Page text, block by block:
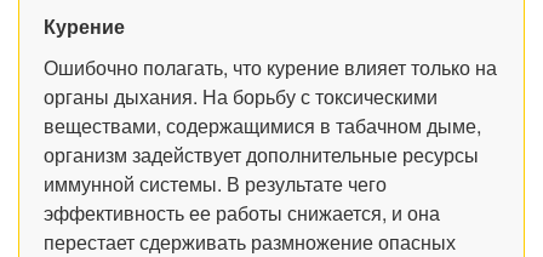
Курение
Ошибочно полагать, что курение влияет только на
органы дыхания. На борьбу с токсическими
веществами, содержащимися в табачном дыме,
организм задействует дополнительные ресурсы
иммунной системы. В результате чего
эффективность ее работы снижается, и она
перестает сдерживать размножение опасных